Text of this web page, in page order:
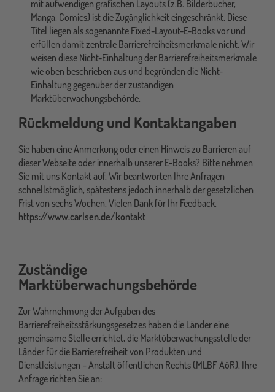
mit aufwendigen grafischen Layouts (z.B. Bilderbücher,
Manga, Comics) ist die Zugänglichkeit eingeschränkt. Diese
Titel liegen als sogenannte Fixed-Layout-E-Books vor und
erfüllen damit zentrale Barrierefreiheitsmerkmale nicht. Wir
weisen diese Nicht-Einhaltung der Barrierefreiheitsmerkmale
wie oben beschrieben aus und begründen die Nicht-
Einhaltung gegenüber der zuständigen
Marktüberwachungsbehörde.
Rückmeldung und Kontaktangaben
Sie haben eine Anmerkung oder einen Hinweis zu Barrieren auf
dieser Webseite oder innerhalb unserer E-Books? Bitte nehmen
Sie mit uns Kontakt auf. Wir beantworten Ihre Anfragen
schnellstmöglich, spätestens jedoch innerhalb der gesetzlichen
Frist von sechs Wochen. Vielen Dank für Ihr Feedback.
https://www.carlsen.de/kontakt
Zuständige
Marktüberwachungsbehörde
Zur Wahrnehmung der Aufgaben des
Barrierefreiheitsstärkungsgesetzes haben die Länder eine
gemeinsame Stelle errichtet, die Marktüberwachungsstelle der
Länder für die Barrierefreiheit von Produkten und
Dienstleistungen – Anstalt öffentlichen Rechts (MLBF AöR). Ihre
Anfrage richten Sie an: